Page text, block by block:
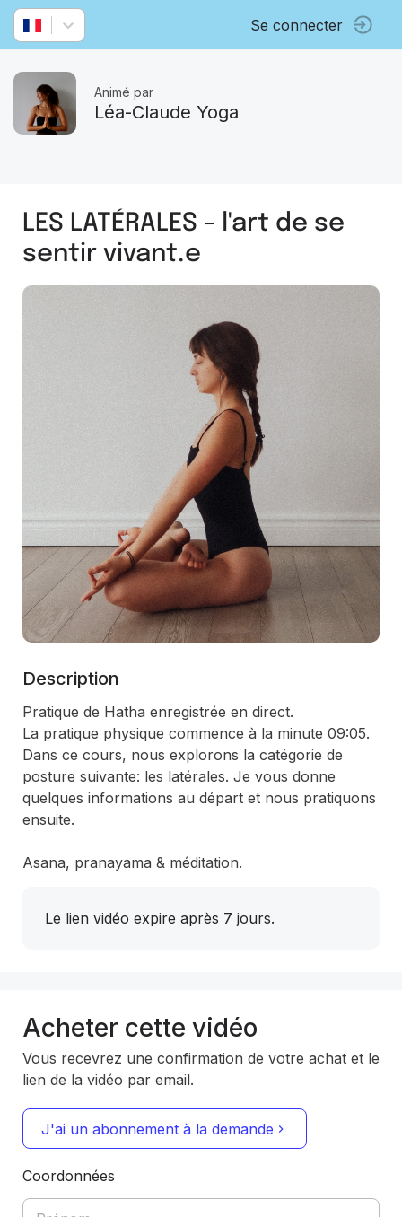
Se connecter
Animé par
Léa-Claude Yoga
LES LATÉRALES - l'art de se
sentir vivant.e
Description
Pratique de Hatha enregistrée en direct.
La pratique physique commence à la minute 09:05.
Dans ce cours, nous explorons la catégorie de
posture suivante: les latérales. Je vous donne
quelques informations au départ et nous pratiquons
ensuite.
Asana, pranayama & méditation.
Le lien vidéo expire après 7 jours.
Acheter cette vidéo
Vous recevrez une confirmation de votre achat et le
lien de la vidéo par email.
J'ai un abonnement à la demande
Coordonnées